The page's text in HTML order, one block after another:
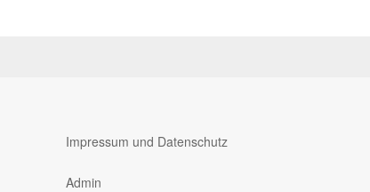
Impressum und Datenschutz
Admin